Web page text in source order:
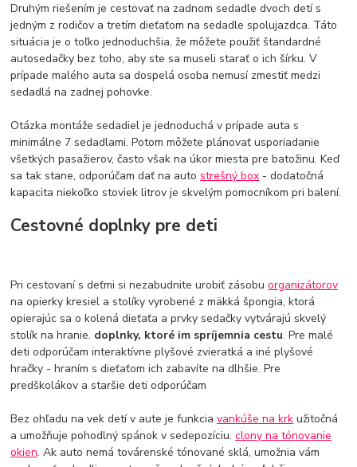
Druhým riešením je cestovať na zadnom sedadle dvoch detí s
jedným z rodičov a tretím dieťaťom na sedadle spolujazdca. Táto
situácia je o toľko jednoduchšia, že môžete použiť štandardné
autosedačky bez toho, aby ste sa museli starať o ich šírku. V
prípade malého auta sa dospelá osoba nemusí zmestiť medzi
sedadlá na zadnej pohovke.
Otázka montáže sedadiel je jednoduchá v prípade auta s
minimálne 7 sedadlami. Potom môžete plánovať usporiadanie
všetkých pasažierov, často však na úkor miesta pre batožinu. Keď
sa tak stane, odporúčam dať na autostrešný box - dodatočná
kapacita niekoľko stoviek litrov je skvelým pomocníkom pri balení.
Cestovné doplnky pre deti
Pri cestovaní s deťmi si nezabudnite urobiť zásobuorganizátorov
na opierky kresiel a stolíky vyrobené z mäkká špongia, ktorá
opierajúc sa o kolená dieťaťa a prvky sedačky vytvárajú skvelý
stolík na hranie. doplnky, ktoré im spríjemnia cestu. Pre malé
deti odporúčam interaktívne plyšové zvieratká a iné plyšové
hračky - hraním s dieťaťom ich zabavíte na dlhšie. Pre
predškolákov a staršie deti odporúčam
Bez ohľadu na vek detí v aute je funkciavankúše na krk užitočná
a umožňuje pohodlný spánok v sedepozíciu.clony na tónovanie
okien. Ak auto nemá továrenské tónované sklá, umožnia vám